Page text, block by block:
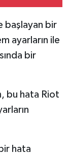
başlayan bir
ayarların ile
bir
bu hata Riot
hata